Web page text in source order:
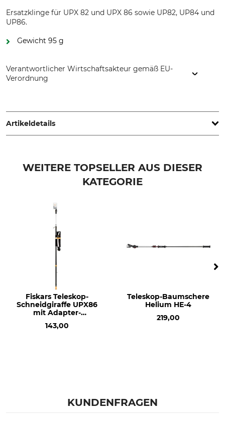
Ersatzklinge für UPX 82 und UPX 86 sowie UP82, UP84 und
UP86.
Gewicht 95 g
Verantwortlicher Wirtschaftsakteur gemäß EU-
Verordnung
Finland, www.fiskars.com
Artikeldetails
Herstellung
WEITERE TOPSELLER AUS DIESER
KATEGORIE
Fiskars Teleskop-
Schneidgiraffe UPX86
mit Adapter-
143,00
Teleskop-Baumschere
Helium HE-4
219,00
KUNDENFRAGEN